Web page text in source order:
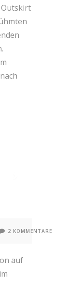
Outskirt
2 KOMMENTARE
auf